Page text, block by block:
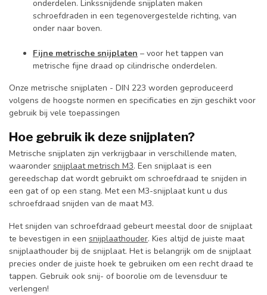
onderdelen. Linkssnijdende snijplaten maken
schroefdraden in een tegenovergestelde richting, van
onder naar boven.
Fijne metrische snijplaten – voor het tappen van
metrische fijne draad op cilindrische onderdelen.
Onze metrische snijplaten - DIN 223 worden geproduceerd
volgens de hoogste normen en specificaties en zijn geschikt voor
gebruik bij vele toepassingen
Hoe gebruik ik deze snijplaten?
Metrische snijplaten zijn verkrijgbaar in verschillende maten,
waaronder snijplaat metrisch M3. Een snijplaat is een
gereedschap dat wordt gebruikt om schroefdraad te snijden in
een gat of op een stang. Met een M3-snijplaat kunt u dus
schroefdraad snijden van de maat M3.
Het snijden van schroefdraad gebeurt meestal door de snijplaat
te bevestigen in een snijplaathouder. Kies altijd de juiste maat
snijplaathouder bij de snijplaat. Het is belangrijk om de snijplaat
precies onder de juiste hoek te gebruiken om een recht draad te
tappen. Gebruik ook snij- of boorolie om de levensduur te
verlengen!